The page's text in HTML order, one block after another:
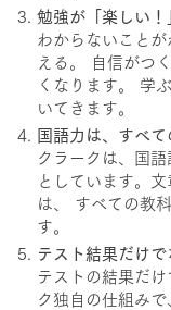
勉強が「楽しい
わからないこと
える。 自信がつ
くなります。 学
いてきます。
国語力は、すべ
クラークは、国
としています。
は、 すべての教
す。
テスト結果だけ
テストの結果だ
ク独自の仕組みで